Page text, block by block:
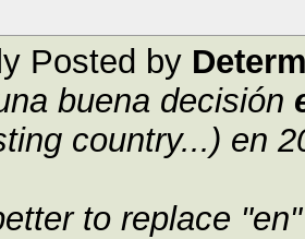
Posted by
buena decisión
country...) en
to replace